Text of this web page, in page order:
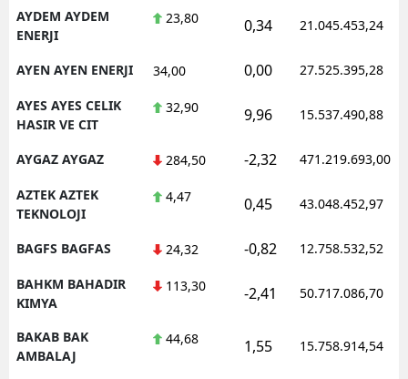
AYDEM AYDEM
ENERJI
23,80 0,34 21.045.453,24
AYEN AYEN ENERJI 34,00 0,00 27.525.395,28
AYES AYES CELIK
HASIR VE CIT
32,90 9,96 15.537.490,88
AYGAZ AYGAZ 284,50 -2,32 471.219.693,00
AZTEK AZTEK
TEKNOLOJI
4,47 0,45 43.048.452,97
BAGFS BAGFAS 24,32 -0,82 12.758.532,52
BAHKM BAHADIR
KIMYA
113,30 -2,41 50.717.086,70
BAKAB BAK
AMBALAJ
44,68 1,55 15.758.914,54